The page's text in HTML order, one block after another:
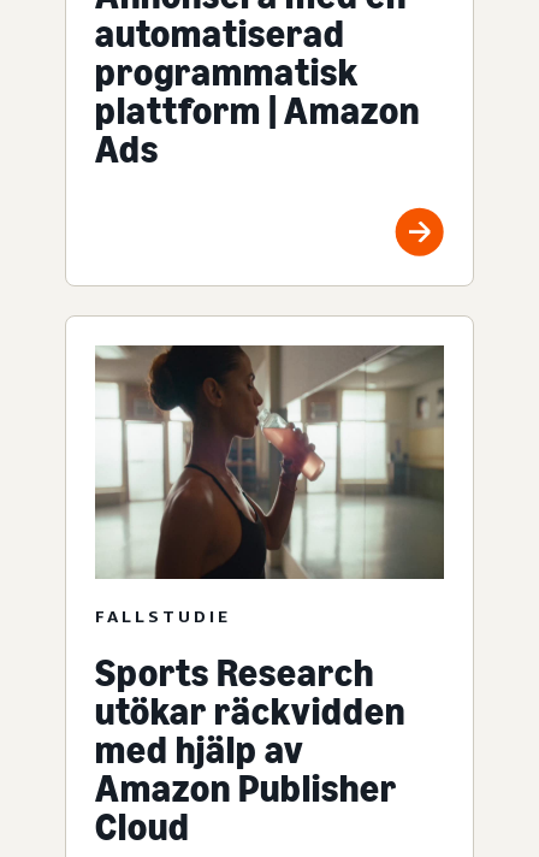
automatiserad
programmatisk
plattform | Amazon
Ads
FALLSTUDIE
Sports Research
utökar räckvidden
med hjälp av
Amazon Publisher
Cloud